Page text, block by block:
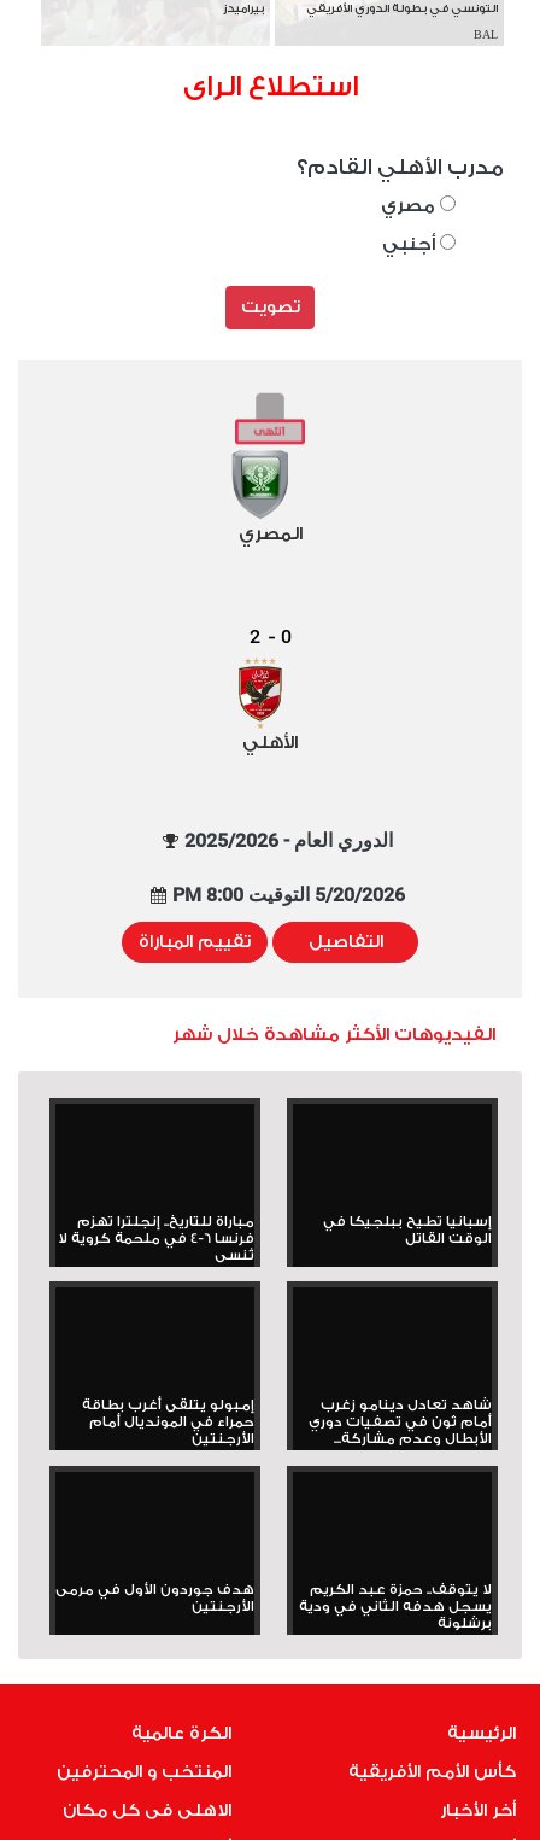
التونسي في بطولة الدوري الأفريقي
BAL
بيراميدز
استطلاع الراى
مدرب الأهلي القادم؟
مصري
أجنبي
تصويت
المصري
0
-
2
الأهلي
الدوري العام - 2025/2026
5/20/2026 التوقيت 8:00 PM
التفاصيل تقييم المباراة
الفيديوهات الأكثر مشاهدة خلال شهر
إسبانيا تطيح ببلجيكا في
الوقت القاتل
مباراة للتاريخ.. إنجلترا تهزم
فرنسا 6-4 في ملحمة كروية لا
تُنسى
شاهد تعادل دينامو زغرب
أمام ثون في تصفيات دوري
الأبطال وعدم مشاركة...
إمبولو يتلقى أغرب بطاقة
حمراء في المونديال أمام
الأرجنتين
لا يتوقف.. حمزة عبد الكريم
يسجل هدفه الثاني في ودية
برشلونة
هدف جوردون الأول في مرمى
الأرجنتين
الرئيسية
كأس الأمم الأفريقية
أخر الأخبار
الكرة عالمية
المنتخب و المحترفين
الاهلى فى كل مكان